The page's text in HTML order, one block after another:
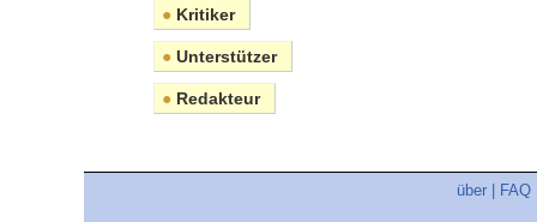
● Kritiker
● Unterstützer
● Redakteur
über FAQ